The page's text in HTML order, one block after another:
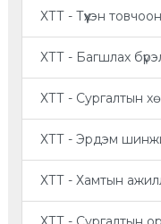
ХТТ - Түүхэн товчоон
ХТТ - Багшлах
ХТТ - Сургалтын
ХТТ - Эрдэм
ХТТ - Хамтын